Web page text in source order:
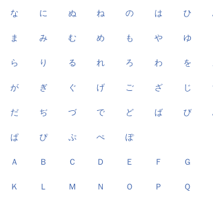
な に ぬ ね の は ひ
ま み む め も や ゆ
ら り る れ ろ わ を
が ぎ ぐ げ ご ざ じ
だ ぢ づ で ど ば び
ぱ ぴ ぷ ぺ ぽ
Ａ Ｂ Ｃ Ｄ Ｅ Ｆ Ｇ
Ｋ Ｌ Ｍ Ｎ Ｏ Ｐ Ｑ